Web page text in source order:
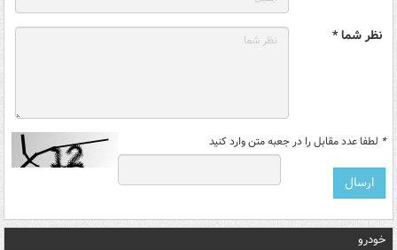
نظر شما *
* لطفا عدد مقابل را در جعبه متن وارد کنید
خودرو